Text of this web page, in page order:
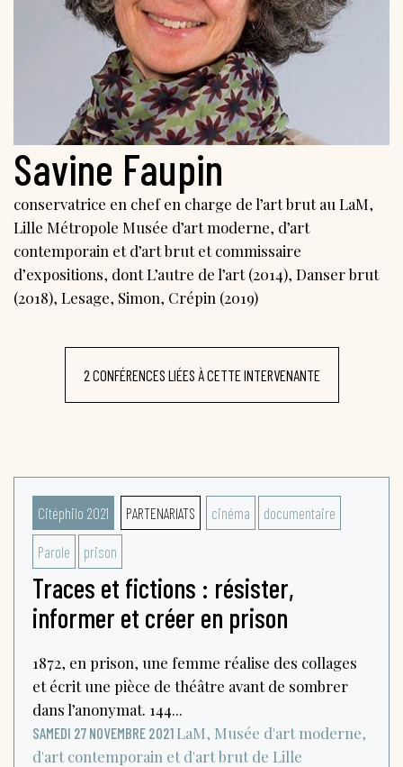
Savine Faupin
conservatrice en chef en charge de l’art brut au LaM,
Lille Métropole Musée d’art moderne, d’art
contemporain et d’art brut et commissaire
d’expositions, dont L’autre de l’art (2014), Danser brut
(2018), Lesage, Simon, Crépin (2019)
2 CONFÉRENCES LIÉES À CETTE INTERVENANTE
Citéphilo 2021 PARTENARIATS cinéma documentaire
Parole prison
Traces et fictions : résister,
informer et créer en prison
1872, en prison, une femme réalise des collages
et écrit une pièce de théâtre avant de sombrer
dans l’anonymat. 144...
SAMEDI 27 NOVEMBRE 2021 LaM, Musée d'art moderne,
d'art contemporain et d'art brut de Lille